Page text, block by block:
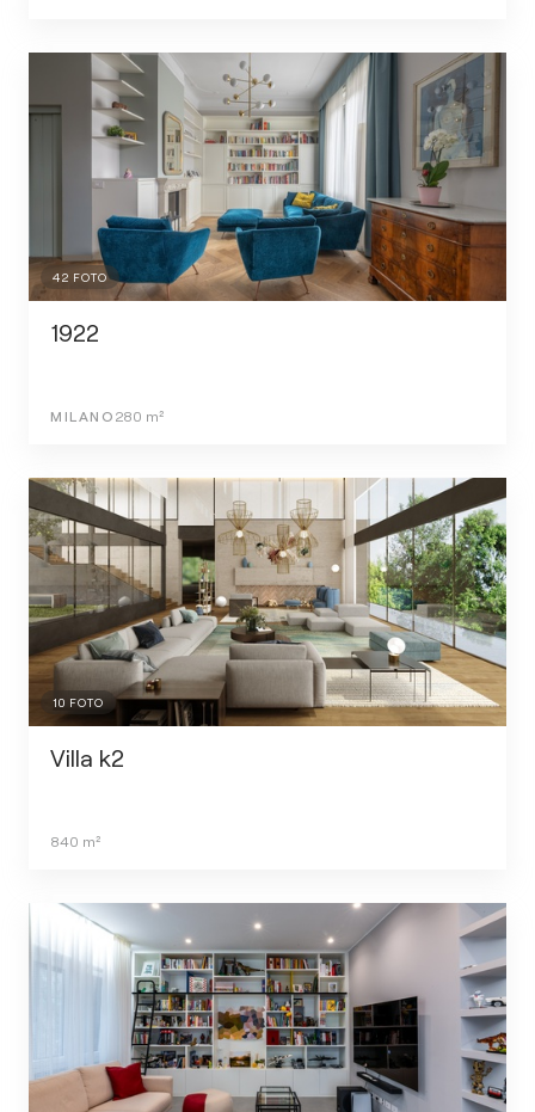
42 FOTO
1922
MILANO 280 m²
10 FOTO
Villa k2
840 m²